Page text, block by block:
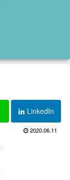
LinkedIn
2020.06.11